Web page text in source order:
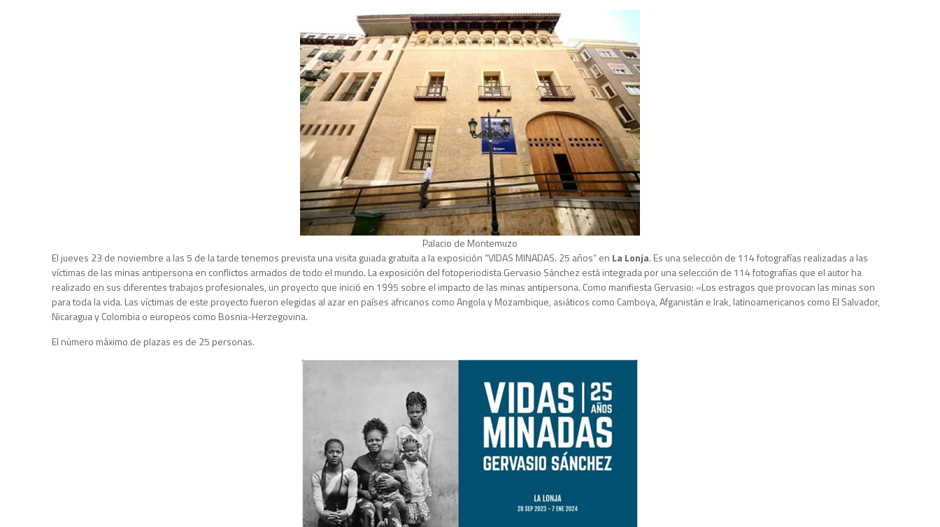
Palacio de Montemuzo
El jueves 23 de noviembre a las 5 de la tarde tenemos prevista una visita guiada gratuita a la exposición “VIDAS MINADAS. 25 años” en La Lonja. Es una selección de 114 fotografías realizadas a las
víctimas de las minas antipersona en conflictos armados de todo el mundo. La exposición del fotoperiodista Gervasio Sánchez está integrada por una selección de 114 fotografías que el autor ha
realizado en sus diferentes trabajos profesionales, un proyecto que inició en 1995 sobre el impacto de las minas antipersona. Como manifiesta Gervasio: «Los estragos que provocan las minas son
para toda la vida. Las víctimas de este proyecto fueron elegidas al azar en países africanos como Angola y Mozambique, asiáticos como Camboya, Afganistán e Irak, latinoamericanos como El Salvador,
Nicaragua y Colombia o europeos como Bosnia-Herzegovina.
El número máximo de plazas es de 25 personas.